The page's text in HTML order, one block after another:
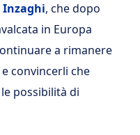
Inzaghi, che dopo
in Europa
a rimanere
convincerli che
possibilità di